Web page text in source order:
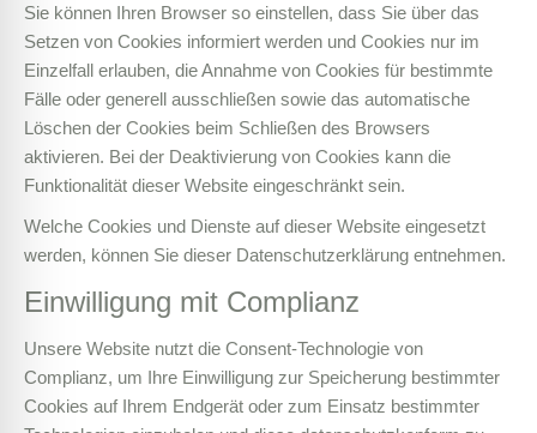
Sie können Ihren Browser so einstellen, dass Sie über das
Setzen von Cookies informiert werden und Cookies nur im
Einzelfall erlauben, die Annahme von Cookies für bestimmte
Fälle oder generell ausschließen sowie das automatische
Löschen der Cookies beim Schließen des Browsers
aktivieren. Bei der Deaktivierung von Cookies kann die
Funktionalität dieser Website eingeschränkt sein.
Welche Cookies und Dienste auf dieser Website eingesetzt
werden, können Sie dieser Datenschutzerklärung entnehmen.
Einwilligung mit Complianz
Unsere Website nutzt die Consent-Technologie von
Complianz, um Ihre Einwilligung zur Speicherung bestimmter
Cookies auf Ihrem Endgerät oder zum Einsatz bestimmter